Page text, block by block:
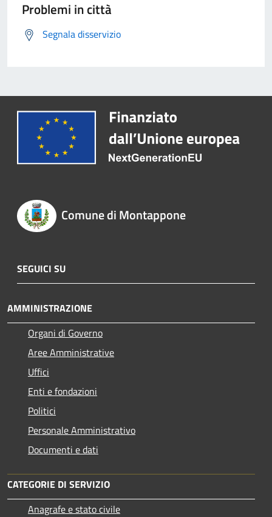
Problemi in città
Segnala disservizio
Comune di Montappone
SEGUICI SU
AMMINISTRAZIONE
Organi di Governo
Aree Amministrative
Uffici
Enti e fondazioni
Politici
Personale Amministrativo
Documenti e dati
CATEGORIE DI SERVIZIO
Anagrafe e stato civile